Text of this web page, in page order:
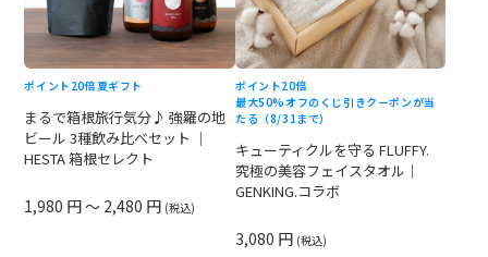
ポイント20倍 夏ギフト
まるで箱根旅行気分♪ 強羅の地
ビール 3種飲み比べセット ｜
HESTA 箱根セレクト
1,980 円 ～ 2,480 円 (税込)
ポイント20倍
最大50%オフのくじ引きクーポンが当
たる（8/31まで）
キューティクルを守る FLUFFY.
究極の美容フェイスタオル｜
GENKING.コラボ
3,080 円 (税込)